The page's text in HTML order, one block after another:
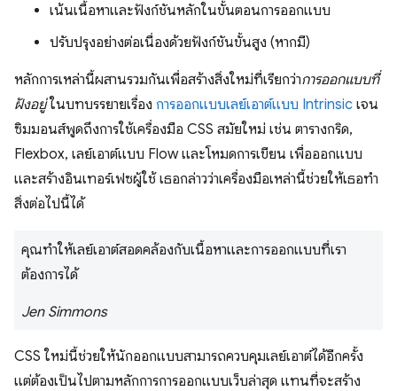
เน้นเนื้อหาและฟังก์ชันหลักในขั้นตอนการออกแบบ
ปรับปรุงอย่างต่อเนื่องด้วยฟังก์ชันขั้นสูง (หากมี)
หลักการเหล่านี้ผสานรวมกันเพื่อสร้างสิ่งใหม่ที่เรียกว่าการออกแบบที่
ฝังอยู่ในบทบรรยายเรื่อง การออกแบบเลย์เอาต์แบบ Intrinsic เจน
ซิมมอนส์พูดถึงการใช้เครื่องมือ CSS สมัยใหม่ เช่น ตารางกริด,
Flexbox, เลย์เอาต์แบบ Flow และโหมดการเขียน เพื่อออกแบบ
และสร้างอินเทอร์เฟซผู้ใช้ เธอกล่าวว่าเครื่องมือเหล่านี้ช่วยให้เธอทำ
สิ่งต่อไปนี้ได้
คุณทำให้เลย์เอาต์สอดคล้องกับเนื้อหาและการออกแบบที่เรา
ต้องการได้
Jen Simmons
CSS ใหม่นี้ช่วยให้นักออกแบบสามารถควบคุมเลย์เอาต์ได้อีกครั้ง
แต่ต้องเป็นไปตามหลักการการออกแบบเว็บล่าสุด แทนที่จะสร้าง